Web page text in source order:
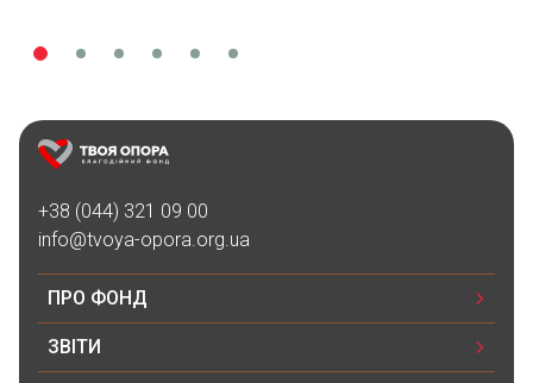
+38 (044) 321 09 00
info@tvoya-opora.org.ua
ПРО ФОНД
ЗВІТИ